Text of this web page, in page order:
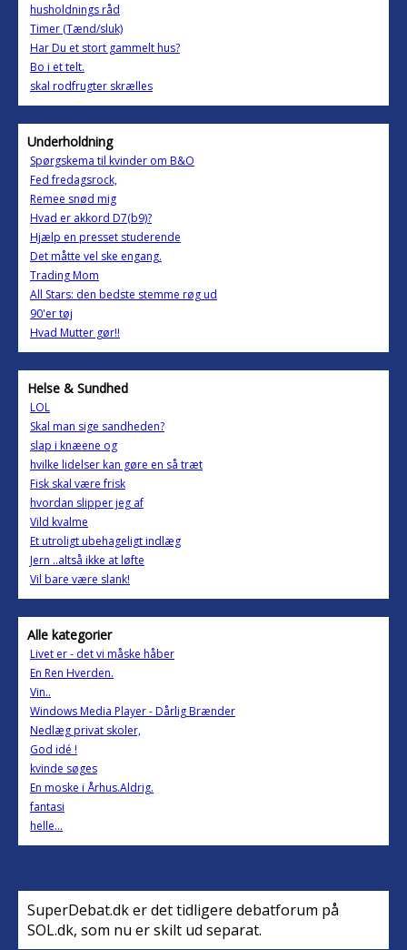
husholdnings råd
Timer (Tænd/sluk)
Har Du et stort gammelt hus?
Bo i et telt.
skal rodfrugter skrælles
Underholdning
Spørgskema til kvinder om B&O
Fed fredagsrock,
Remee snød mig
Hvad er akkord D7(b9)?
Hjælp en presset studerende
Det måtte vel ske engang.
Trading Mom
All Stars: den bedste stemme røg ud
90'er tøj
Hvad Mutter gør!!
Helse & Sundhed
LOL
Skal man sige sandheden?
slap i knæene og
hvilke lidelser kan gøre en så træt
Fisk skal være frisk
hvordan slipper jeg af
Vild kvalme
Et utroligt ubehageligt indlæg
Jern ..altså ikke at løfte
Vil bare være slank!
Alle kategorier
Livet er - det vi måske håber
En Ren Hverden.
Vin..
Windows Media Player - Dårlig Brænder
Nedlæg privat skoler,
God idé !
kvinde søges
En moske i Århus.Aldrig.
fantasi
helle...
SuperDebat.dk er det tidligere debatforum på
SOL.dk, som nu er skilt ud separat.